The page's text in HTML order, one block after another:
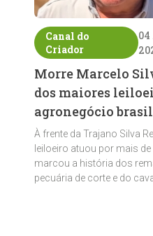
Canal do
Criador
04
Morre Marcelo
dos maiores
agronegócio
À frente da Trajano Silva
leiloeiro atuou por mais
marcou a história dos
pecuária de corte e do